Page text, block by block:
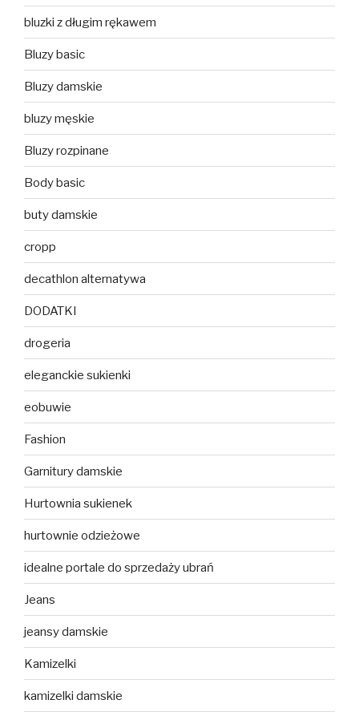
bluzki z długim rękawem
Bluzy basic
Bluzy damskie
bluzy męskie
Bluzy rozpinane
Body basic
buty damskie
cropp
decathlon alternatywa
DODATKI
drogeria
eleganckie sukienki
eobuwie
Fashion
Garnitury damskie
Hurtownia sukienek
hurtownie odzieżowe
idealne portale do sprzedaży ubrań
Jeans
jeansy damskie
Kamizelki
kamizelki damskie